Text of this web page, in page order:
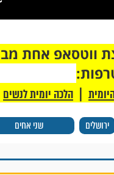
ירושלים שני אחים
| הלכה יומית לנשים